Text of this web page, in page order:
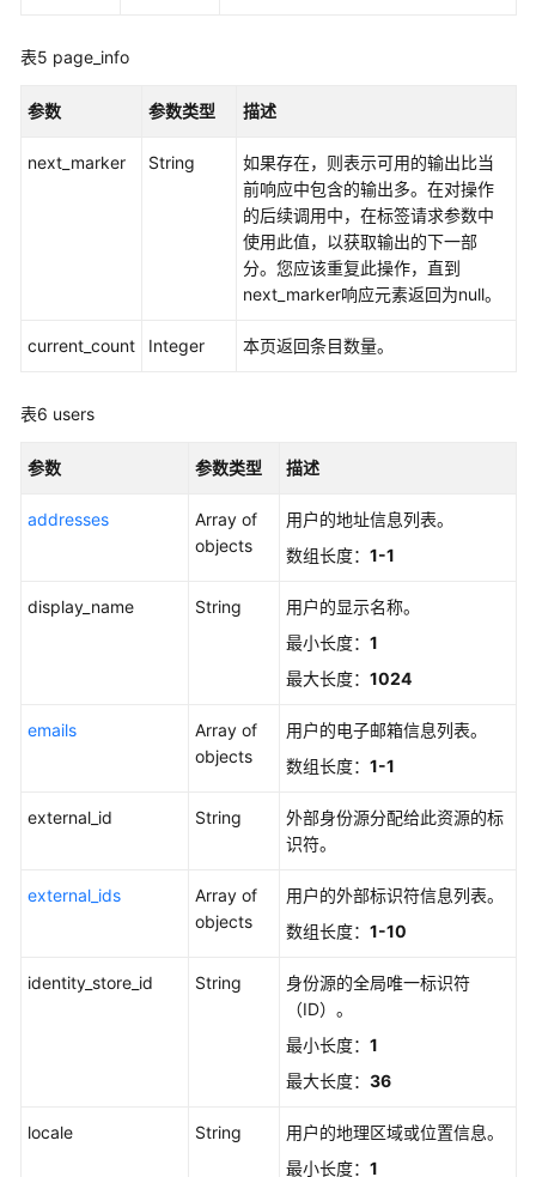
应
分
程
置
理
户
表5 page_info
参数 参数类型 描述
next_marker String
如果存在，则表示可用的输出比当
前响应中包含的输出多。在对操作
的后续调用中，在标签请求参数中
使用此值，以获取输出的下一部
分。您应该重复此操作，直到
next_marker响应元素返回为null。
current_count Integer 本页返回条目数量。
表6 users
参数 参数类型 描述
addresses
Array of
objects
用户的地址信息列表。
数组长度： 1-1
display_name String
用户的显示名称。
最小长度： 1
最大长度： 1024
emails
Array of
objects
用户的电子邮箱信息列表。
数组长度： 1-1
external_id String
外部身份源分配给此资源的标
识符。
external_ids
Array of
objects
用户的外部标识符信息列表。
数组长度： 1-10
identity_store_id String
身份源的全局唯一标识符
（ID）。
最小长度： 1
最大长度： 36
locale String
用户的地理区域或位置信息。
最小长度： 1